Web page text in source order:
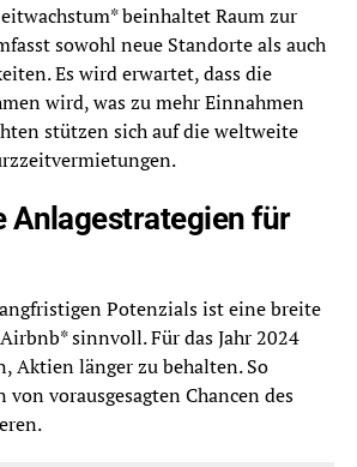
beinhaltet Raum zur
sowohl neue Standorte als auch
Es wird erwartet, dass die
wird, was zu mehr Einnahmen
stützen sich auf die weltweite
Anlagestrategien für
Potenzials ist eine breite
sinnvoll. Für das Jahr 2024
Aktien länger zu behalten. So
vorausgesagten Chancen des